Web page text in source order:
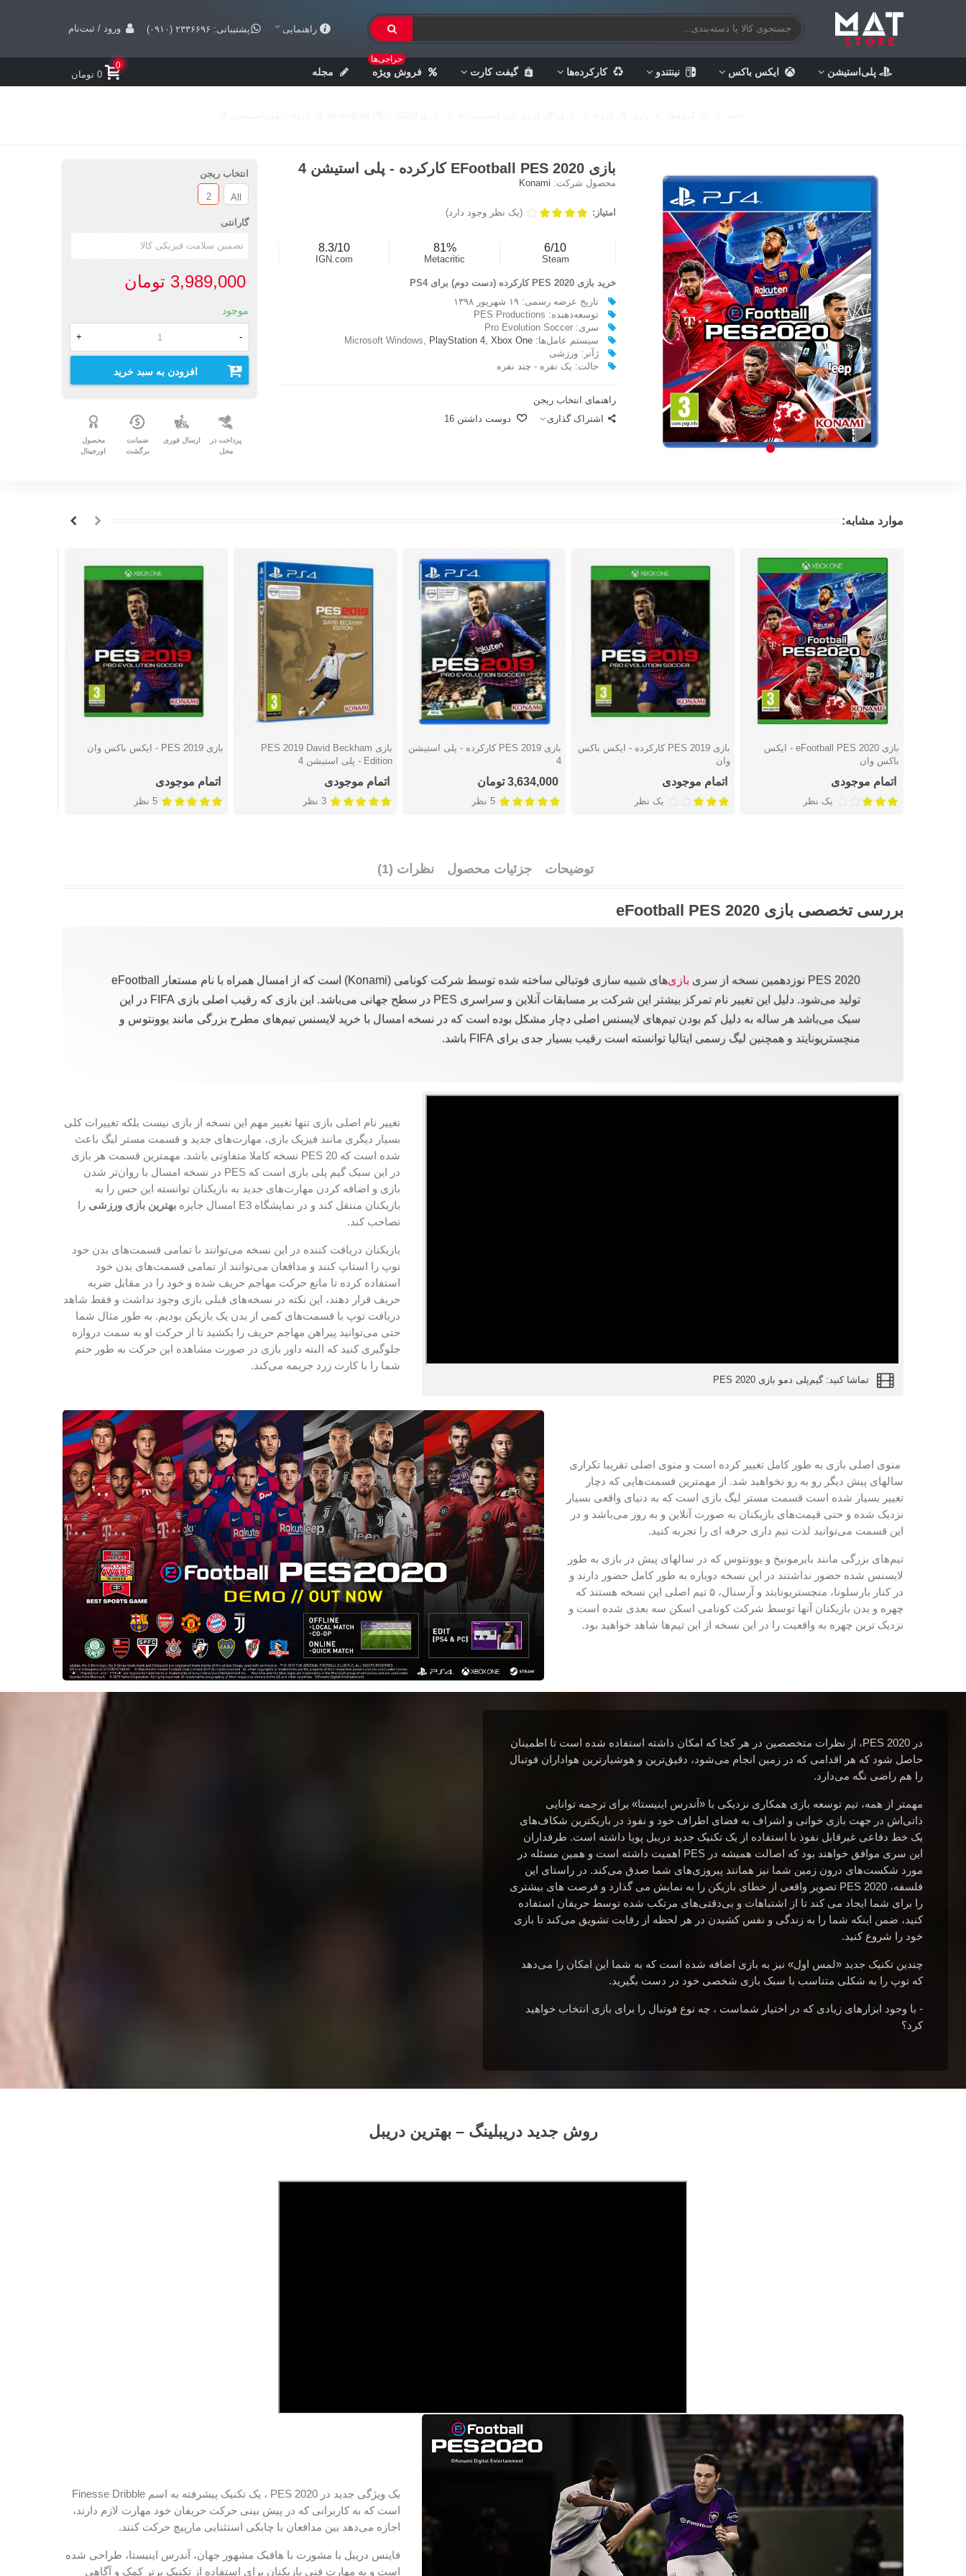
راهنمایی پشتیبانی: ۲۳۳۶۶۹۶ (۰۹۱۰) ورود / ثبت‌نام
پلی‌استیشن ایکس باکس نینتندو کارکرده‌ها گیفت کارت فروش ویژه
حراجی‌ها
مجله
0
0 تومان
بازی EFootball PES 2020 کارکرده - پلی استیشن 4
محصول شرکت: Konami
امتیاز: (یک نظر وجود دارد)
6/10
Steam
81%
Metacritic
8.3/10
IGN.com
خرید بازی PES 2020 کارکرده (دست دوم) برای PS4
تاریخ عرضه رسمی: ۱۹ شهریور ۱۳۹۸
توسعه‌دهنده: PES Productions
سری: Pro Evolution Soccer
سیستم عامل‌ها: Microsoft Windows,
PlayStation 4,
Xbox One
ژآنر: ورزشی
حالت: یک نفره - چند نفره
راهنمای انتخاب ریجن
اشتراک گذاری
دوست داشتن 16
انتخاب ریجن
All
2
گارانتی
3,989,000 تومان
موجود
-
+
افزودن به سبد خرید
پرداخت در
محل
ارسال فوری
ضمانت
برگشت
محصول
اورجینال
موارد مشابه:
دوست داشتن
بازی eFootball PES 2020 - ایکس
باکس وان
اتمام موجودی
یک نظر
دوست داشتنبازی PES 2019 کارکرده - ایکس باکس
وان
اتمام موجودی
یک نظر
دوست داشتنبازی PES 2019 کارکرده - پلی استیشن
4
3,634,000 تومان
5 نظر
دوست داشتن
بازی PES 2019 David Beckham
Edition - پلی استیشن 4
اتمام موجودی
3 نظر
دوست داشتن بازی PES 2019 - ایکس باکس وان
اتمام موجودی
5 نظر
توضیحات جزئیات محصول نظرات (1)
بررسی تخصصی بازی eFootball PES 2020
PES 2020 نوزدهمین نسخه از سری بازی‌های شبیه سازی فوتبالی ساخته شده توسط شرکت کونامی (Konami) است که از امسال همراه با نام مستعار
eFootball
تولید می‌شود. دلیل این تغییر نام تمرکز بیشتر این شرکت بر مسابقات آنلاین و سراسری PES
در سطح جهانی می‌باشد. این بازی که رقیب اصلی بازی FIFA در این
سبک می‌باشد هر ساله به دلیل کم بودن تیم‌های لایسنس اصلی دچار مشکل بوده است که در نسخه امسال با خرید لایسنس تیم‌های مطرح بزرگی مانند یوونتوس و
منچستریونایتد و همچنین لیگ رسمی ایتالیا توانسته است رقیب بسیار جدی برای FIFA باشد.
تماشا کنید: گیم‌پلی دمو بازی PES 2020
تغییر نام اصلی بازی تنها تغییر مهم این نسخه از بازی نیست بلکه تغییرات کلی
بسیار دیگری مانند فیزیک بازی، مهارت‌های جدید و قسمت مستر لیگ باعث
شده است که PES 20 نسخه کاملا متفاوتی باشد. مهمترین قسمت هر بازی
در این سبک گیم پلی بازی است که PES در نسخه امسال با روان‌تر شدن
بازی و اضافه کردن مهارت‌های جدید به بازیکنان توانسته این حس را به
بازیکنان منتقل کند و در نمایشگاه E3 امسال جایزه
بهترین بازی ورزشی را
تصاحب کند.
بازیکنان دریافت کننده در این نسخه می‌توانند با تمامی قسمت‌های بدن خود
توپ را استاپ کنند و مدافعان می‌توانند از تمامی قسمت‌های بدن خود
استفاده کرده تا مانع حرکت مهاجم حریف شده و خود را در مقابل ضربه
حریف قرار دهند، این نکته در نسخه‌های قبلی بازی وجود نداشت و فقط شاهد
دریافت توپ با قسمت‌های کمی از بدن یک بازیکن بودیم. به طور مثال شما
حتی می‌توانید پیراهن مهاجم حریف را بکشید تا از حرکت او به سمت دروازه
جلوگیری کنید که البته داور بازی در صورت مشاهده این حرکت به طور حتم
شما را با کارت زرد جریمه می‌کند.
منوی اصلی بازی به طور کامل تغییر کرده است و منوی اصلی تقریبا تکراری
سالهای پیش دیگر رو به رو نخواهید شد. از مهمترین قسمت‌هایی که دچار
تغییر بسیار شده است قسمت مستر لیگ بازی است که به دنیای واقعی بسیار
نزدیک شده و حتی قیمت‌های بازیکنان به صورت آنلاین و به روز می‌باشد و در
این قسمت می‌توانید لذت تیم داری حرفه ای را تجربه کنید.
تیم‌های بزرگی مانند بایرمونیخ و یوونتوس که در سالهای پیش در بازی به طور
لایسنس شده حضور نداشتند در این نسخه دوباره به طور کامل حضور دارند و
در کنار بارسلونا، منچستریونایتد و آرسنال، ۵ تیم اصلی این نسخه هستند که
چهره و بدن بازیکنان آنها توسط شرکت کونامی اسکن سه بعدی شده است و
نزدیک ترین چهره به واقعیت را در این نسخه از این تیم‌ها شاهد خواهید بود.
در PES 2020، از نظرات متخصصین در هر كجا که امكان داشته استفاده شده است تا اطمینان
حاصل شود كه هر اقدامی كه در زمین انجام می‌شود، دقیق‌ترین و هوشیارترین هواداران فوتبال
را هم راضی نگه می‌دارد.
مهمتر از همه، تیم توسعه بازی همکاری نزدیکی با «آندرس اینیستا» برای ترجمه توانایی
ذاتی‌اش در جهت بازی خوانی و اشراف به فضای اطراف خود و نفوذ در باریکترین شکاف‌های
یک خط دفاعی غیرقابل نفوذ با استفاده از یک تکنیک جدید دریبل پویا داشته است. طرفداران
این سری موافق خواهند بود که اصالت همیشه در PES اهمیت داشته است و همین مسئله در
مورد شکست‌های درون زمین شما نیز همانند پیروزی‌های شما صدق می‌کند. در راستای این
فلسفه، PES 2020 تصویر واقعی از خطای بازیکن را به نمایش می گذارد و فرصت های بیشتری
را برای شما ایجاد می کند تا از اشتباهات و بی‌دقتی‌های مرتکب شده توسط حریفان استفاده
کنید، ضمن اینکه شما را به زندگی و نفس کشیدن در هر لحظه از رقابت تشویق می‌کند تا بازی
خود را شروع کنید.
چندین تکنیک جدید «لمس اول» نیز به بازی اضافه شده است که به شما این امکان را می‌دهد
که توپ را به شکلی متناسب با سبک بازی شخصی خود در دست بگیرید.
- با وجود ابزارهای زیادی که در اختیار شماست ، چه نوع فوتبال را برای بازی انتخاب خواهید
کرد؟
روش جدید دریبلینگ – بهترین دریبل
یک ویژگی جدید در PES 2020 ، یک تکنیک پیشرفته به اسم Finesse Dribble
است که به کاربرانی که در پیش بینی حرکت حریفان خود مهارت لازم دارند،
اجازه می‌دهد بین مدافعان با چابکی استثنایی مارپیچ حرکت کنند.
فاینس دریبل با مشورت با هافبک مشهور جهان، آندرس اینیستا، طراحی شده
است و به مهارت فنی بازیکنان برای استفاده از تکنیک برتر کمک و آگاهی